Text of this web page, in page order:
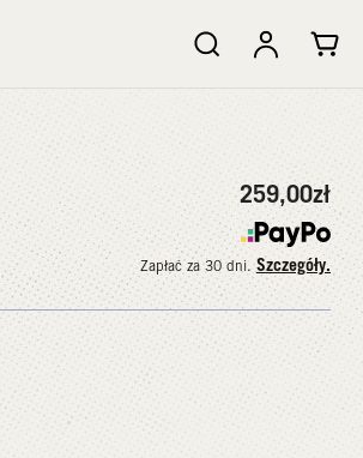
259,00zł
Zapłać za 30 dni. Szczegóły.